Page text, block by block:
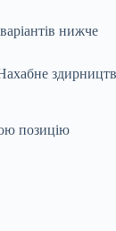
нижче
позицію